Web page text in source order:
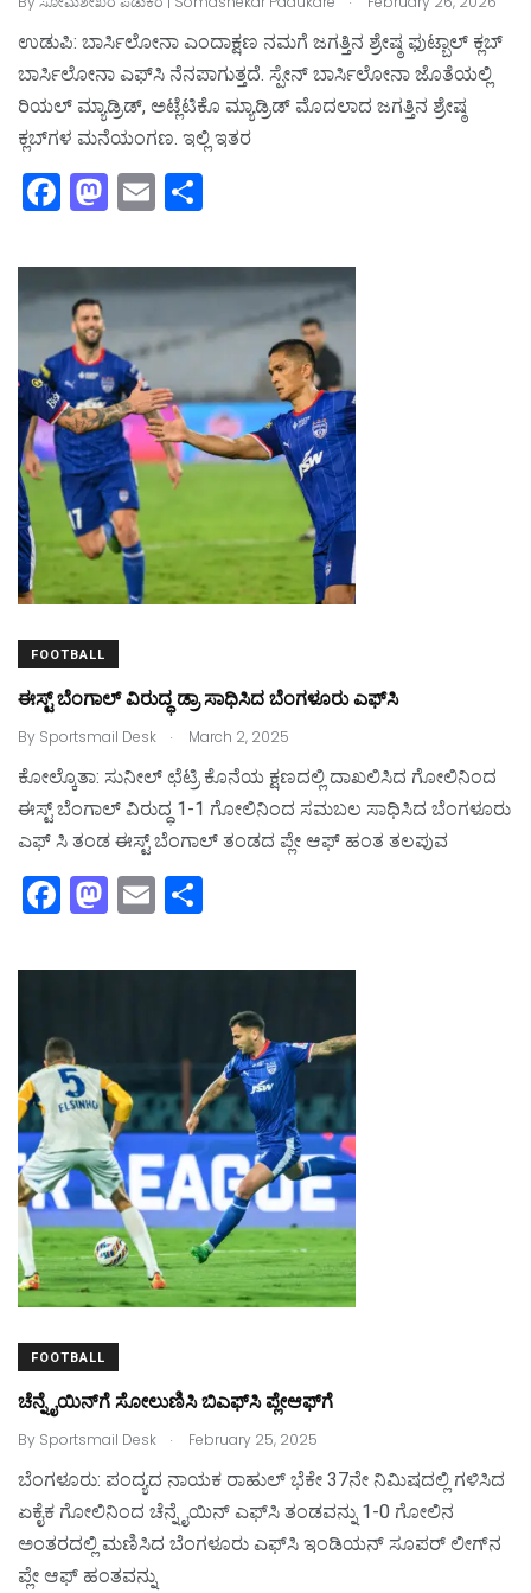
ಉಡುಪಿ: ಬಾರ್ಸಿಲೋನಾ ಎಂದಾಕ್ಷಣ ನಮಗೆ ಜಗತ್ತಿನ ಶ್ರೇಷ್ಠ ಫುಟ್ಬಾಲ್‌ ಕ್ಲಬ್‌
ಬಾರ್ಸಿಲೋನಾ ಎಫ್‌ಸಿ ನೆನಪಾಗುತ್ತದೆ. ಸ್ಪೇನ್‌ ಬಾರ್ಸಿಲೋನಾ ಜೊತೆಯಲ್ಲಿ
ರಿಯಲ್‌ ಮ್ಯಾಡ್ರಿಡ್‌, ಅಟ್ಲೆಟಿಕೊ ಮ್ಯಾಡ್ರಿಡ್‌ ಮೊದಲಾದ ಜಗತ್ತಿನ ಶ್ರೇಷ್ಠ
ಕ್ಲಬ್‌ಗಳ ಮನೆಯಂಗಣ. ಇಲ್ಲಿ ಇತರ
F
a
c
e
b
o
o
k
M
a
st
o
d
o
n
E
m
ai
l
ar
e
FOOTBALL
ಈಸ್ಟ್‌ ಬೆಂಗಾಲ್‌ ವಿರುದ್ಧ ಡ್ರಾ ಸಾಧಿಸಿದ ಬೆಂಗಳೂರು ಎಫ್‌ಸಿ
By Sportsmail Desk . March 2, 2025
ಕೋಲ್ಕೊತಾ: ಸುನೀಲ್‌ ಛೆಟ್ರಿ ಕೊನೆಯ ಕ್ಷಣದಲ್ಲಿ ದಾಖಲಿಸಿದ ಗೋಲಿನಿಂದ
ಈಸ್ಟ್‌ ಬೆಂಗಾಲ್‌‌ ವಿರುದ್ಧ 1-1 ಗೋಲಿನಿಂದ ಸಮಬಲ ಸಾಧಿಸಿದ ಬೆಂಗಳೂರು
ಎಫ್‌ ಸಿ ತಂಡ ಈಸ್ಟ್‌ ಬೆಂಗಾಲ್‌ ತಂಡದ ಪ್ಲೇ ಆಫ್‌ ಹಂತ ತಲಪುವ
F
a
c
b
o
o
k
M
a
st
o
n
E
m
ai ar
FOOTBALL
ಚೆನ್ನೈಯಿನ್‌ಗೆ ಸೋಲುಣಿಸಿ ಬಿಎಫ್‌ಸಿ ಪ್ಲೇಆಫ್‌ಗೆ
By Sportsmail Desk . February 25, 2025
ಬೆಂಗಳೂರು: ಪಂದ್ಯದ ನಾಯಕ ರಾಹುಲ್‌ ಭೆಕೇ 37ನೇ ನಿಮಿಷದಲ್ಲಿ ಗಳಿಸಿದ
ಏಕೈಕ ಗೋಲಿನಿಂದ ಚೆನ್ನೈಯಿನ್‌ ಎಫ್‌ಸಿ ತಂಡವನ್ನು 1-0 ಗೋಲಿನ
ಅಂತರದಲ್ಲಿ ಮಣಿಸಿದ ಬೆಂಗಳೂರು ಎಫ್‌ಸಿ ಇಂಡಿಯನ್‌ ಸೂಪರ್‌ ಲೀಗ್‌ನ
ಪ್ಲೇ ಆಫ್‌ ಹಂತವನ್ನು